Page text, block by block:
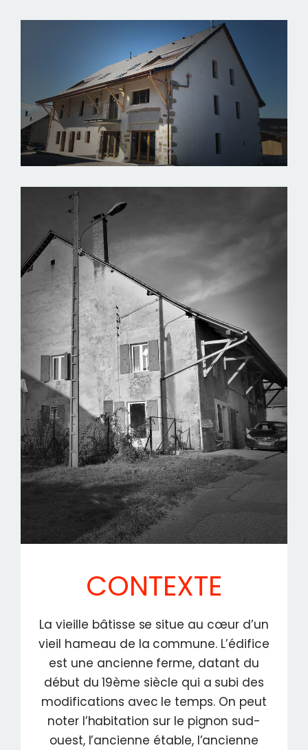
CONTEXTE
La vieille bâtisse se situe au cœur d’un
vieil hameau de la commune. L’édifice
est une ancienne ferme, datant du
début du 19ème siècle qui a subi des
modifications avec le temps. On peut
noter l’habitation sur le pignon sud-
ouest, l’ancienne étable, l’ancienne